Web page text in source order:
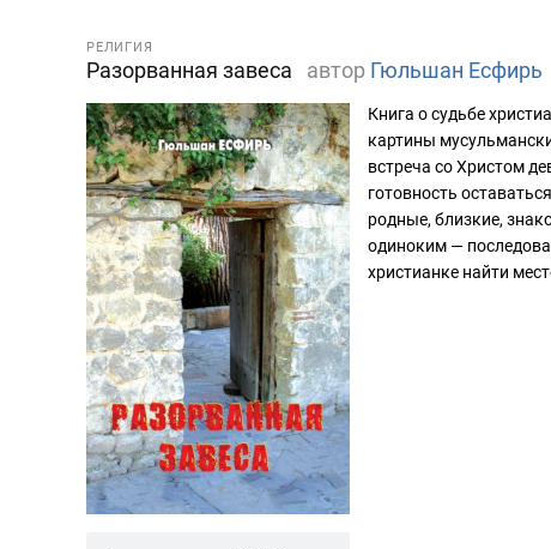
РЕЛИГИЯ
Разорванная завеса автор Гюльшан Есфирь
Книга о судьбе
картины
встреча со Христом
готовность
родные, близкие,
одиноким —
христианке найти